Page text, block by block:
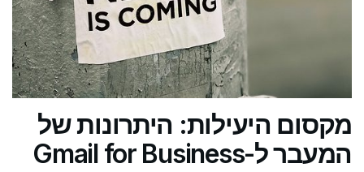
מקסום היעילות: היתרונות של
המעבר ל-Gmail for Business